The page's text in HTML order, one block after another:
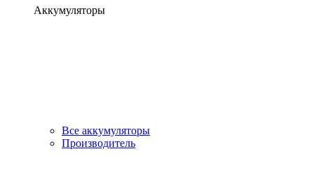
Аккумуляторы
Все аккумуляторы
Производитель